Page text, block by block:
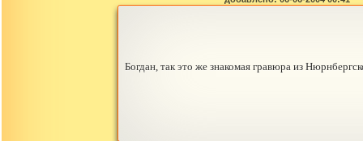
Богдан, так это же знакомая гравюра из